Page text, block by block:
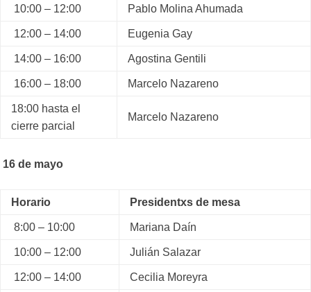
10:00 – 12:00 Pablo Molina Ahumada
12:00 – 14:00 Eugenia Gay
14:00 – 16:00 Agostina Gentili
16:00 – 18:00 Marcelo Nazareno
18:00 hasta el
cierre parcial
Marcelo Nazareno
16 de mayo
Horario Presidentxs de mesa
8:00 – 10:00 Mariana Daín
10:00 – 12:00 Julián Salazar
12:00 – 14:00 Cecilia Moreyra